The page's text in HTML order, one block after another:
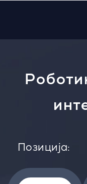
Позиција: